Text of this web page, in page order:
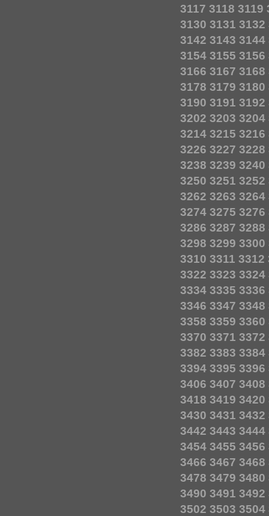
3117 3118 3119
3130 3131 3132
3142 3143 3144
3154 3155 3156
3166 3167 3168
3178 3179 3180
3190 3191 3192
3202 3203 3204
3214 3215 3216
3226 3227 3228
3238 3239 3240
3250 3251 3252
3262 3263 3264
3274 3275 3276
3286 3287 3288
3298 3299 3300
3310 3311 3312
3322 3323 3324
3334 3335 3336
3346 3347 3348
3358 3359 3360
3370 3371 3372
3382 3383 3384
3394 3395 3396
3406 3407 3408
3418 3419 3420
3430 3431 3432
3442 3443 3444
3454 3455 3456
3466 3467 3468
3478 3479 3480
3490 3491 3492
3502 3503 3504